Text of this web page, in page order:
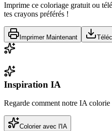
Imprime ce coloriage gratuit ou
tes crayons préférés !
Imprimer Maintenant
Inspiration IA
Regarde comment notre IA colorie
Colorier avec l'IA